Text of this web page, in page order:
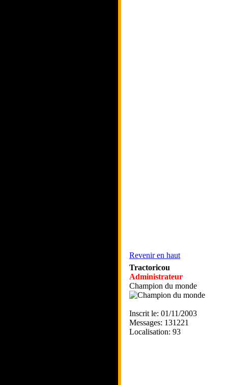
Revenir en haut
Tractoricou
Administrateur
Champion du monde
Inscrit le: 01/11/2003
Messages: 131221
Localisation: 93